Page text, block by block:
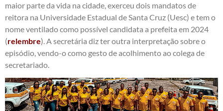
maior parte da vida na cidade, exerceu dois mandatos de
reitora na Universidade Estadual de Santa Cruz (Uesc) e tem o
nome ventilado como possível candidata a prefeita em 2024
(relembre). A secretária diz ter outra interpretação sobre o
episódio, vendo-o como gesto de acolhimento ao colega de
secretariado.